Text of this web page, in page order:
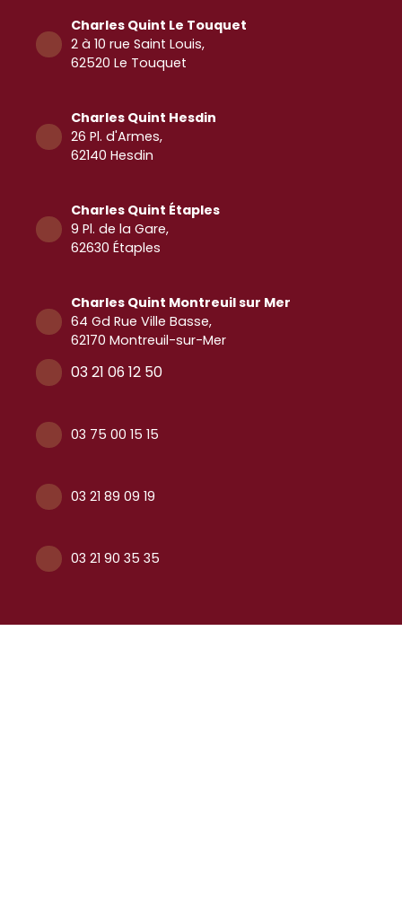
Charles Quint Le Touquet
2 à 10 rue Saint Louis,
62520 Le Touquet
Charles Quint Hesdin
26 Pl. d'Armes,
62140 Hesdin
Charles Quint Étaples
9 Pl. de la Gare,
62630 Étaples
Charles Quint Montreuil sur Mer
64 Gd Rue Ville Basse,
62170 Montreuil-sur-Mer
03 21 06 12 50
03 75 00 15 15
03 21 89 09 19
03 21 90 35 35